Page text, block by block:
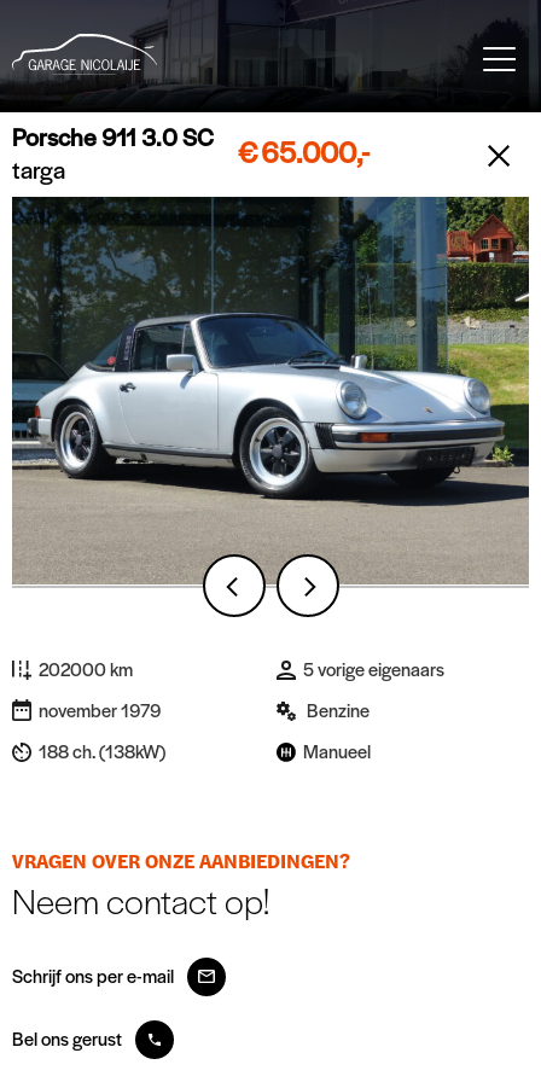
Porsche 911 3.0 SC
targa
€65.000,-
202000 km
5 vorige eigenaars
november 1979
Benzine
188 ch. (138kW)
Manueel
VRAGEN OVER ONZE AANBIEDINGEN?
Neem contact op!
Schrijf ons per e-mail
Bel ons gerust